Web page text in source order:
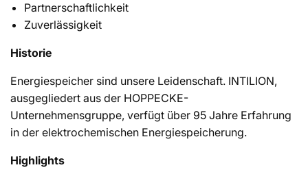
Partnerschaftlichkeit
Zuverlässigkeit
Historie
Energiespeicher sind unsere Leidenschaft. INTILION,
ausgegliedert aus der HOPPECKE-
Unternehmensgruppe, verfügt über 95 Jahre Erfahrung
in der elektrochemischen Energiespeicherung.
Highlights